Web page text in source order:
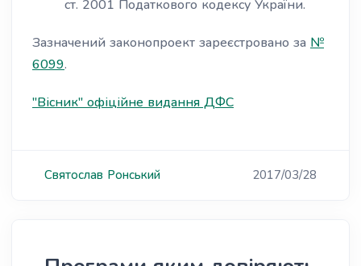
ст. 2001 Податкового кодексу України.
Зазначений законопроект зареєстровано за №
6099.
"Вісник" офіційне видання ДФС
Святослав Ронський 2017/03/28